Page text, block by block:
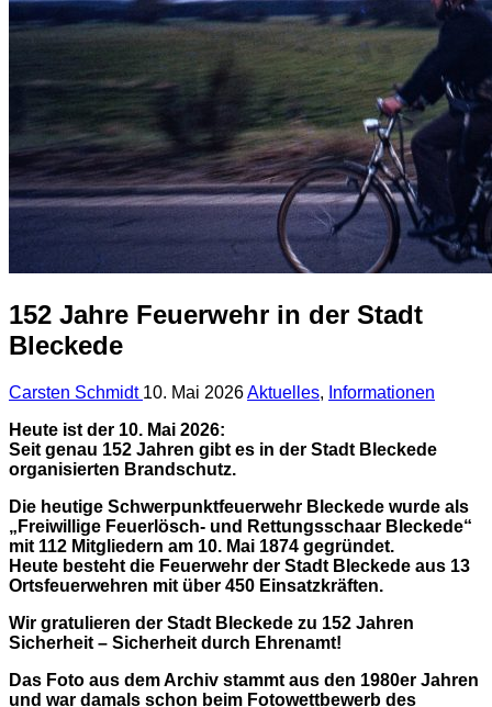
152 Jahre Feuerwehr in der Stadt
Bleckede
Carsten Schmidt 10. Mai 2026Aktuelles, Informationen
Heute ist der 10. Mai 2026:
Seit genau 152 Jahren gibt es in der Stadt Bleckede
organisierten Brandschutz.
Die heutige Schwerpunktfeuerwehr Bleckede wurde als
„Freiwillige Feuerlösch- und Rettungsschaar Bleckede“
mit 112 Mitgliedern am 10. Mai 1874 gegründet.
Heute besteht die Feuerwehr der Stadt Bleckede aus 13
Ortsfeuerwehren mit über 450 Einsatzkräften.
Wir gratulieren der Stadt Bleckede zu 152 Jahren
Sicherheit – Sicherheit durch Ehrenamt!
Das Foto aus dem Archiv stammt aus den 1980er Jahren
und war damals schon beim Fotowettbewerb des